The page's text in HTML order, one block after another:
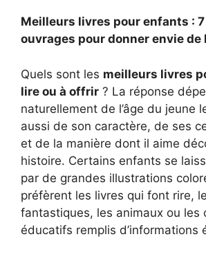
Meilleurs livres pour enfants :
ouvrages pour donner envie de
Quels sont les meilleurs livres
lire ou à offrir ? La réponse
naturellement de l’âge du jeune
aussi de son caractère, de ses
et de la manière dont il aime
histoire. Certains enfants se
par de grandes illustrations
préfèrent les livres qui font rire,
fantastiques, les animaux ou les
éducatifs remplis d’informations